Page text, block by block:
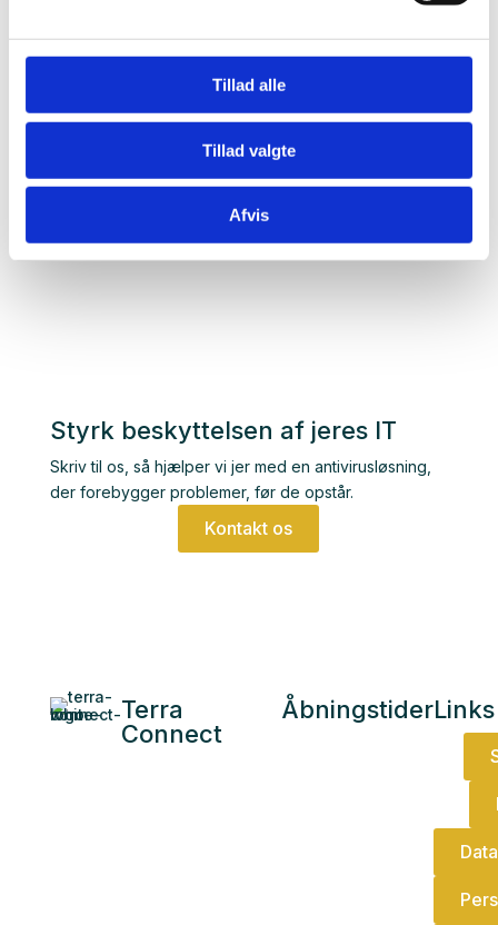
Tillad alle
Tillad valgte
Afvis
indsigt i sikkerhedshændelser og status, så I ved, at
alt fungerer som det skal.
Hjælp ved sikkerhedshændelser
med at håndtere eventuelle fundne trusler eller
Styrk beskyttelsen af jeres IT
Skriv til os, så hjælper vi jer med en antivirusløsning,
der forebygger problemer, før de opstår.
Kontakt os
Terra
Connect
ÅbningstiderLinks